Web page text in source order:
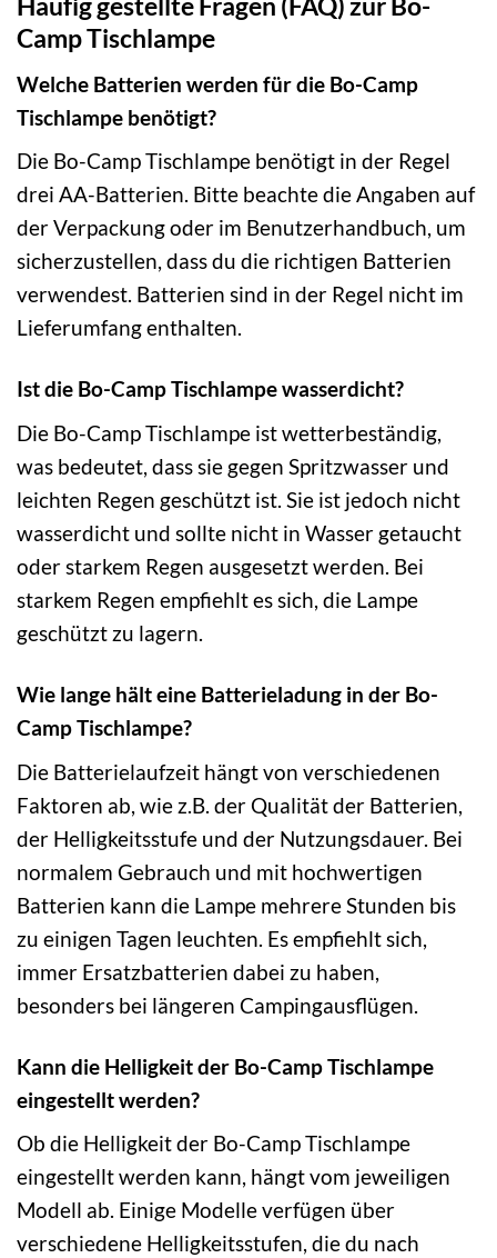
Camp Tischlampe
Welche Batterien werden für die Bo-Camp
Tischlampe benötigt?
Die Bo-Camp Tischlampe benötigt in der Regel
drei AA-Batterien. Bitte beachte die Angaben auf
der Verpackung oder im Benutzerhandbuch, um
sicherzustellen, dass du die richtigen Batterien
verwendest. Batterien sind in der Regel nicht im
Lieferumfang enthalten.
Ist die Bo-Camp Tischlampe wasserdicht?
Die Bo-Camp Tischlampe ist wetterbeständig,
was bedeutet, dass sie gegen Spritzwasser und
leichten Regen geschützt ist. Sie ist jedoch nicht
wasserdicht und sollte nicht in Wasser getaucht
oder starkem Regen ausgesetzt werden. Bei
starkem Regen empfiehlt es sich, die Lampe
geschützt zu lagern.
Wie lange hält eine Batterieladung in der Bo-
Camp Tischlampe?
Die Batterielaufzeit hängt von verschiedenen
Faktoren ab, wie z.B. der Qualität der Batterien,
der Helligkeitsstufe und der Nutzungsdauer. Bei
normalem Gebrauch und mit hochwertigen
Batterien kann die Lampe mehrere Stunden bis
zu einigen Tagen leuchten. Es empfiehlt sich,
immer Ersatzbatterien dabei zu haben,
besonders bei längeren Campingausflügen.
Kann die Helligkeit der Bo-Camp Tischlampe
eingestellt werden?
Ob die Helligkeit der Bo-Camp Tischlampe
eingestellt werden kann, hängt vom jeweiligen
Modell ab. Einige Modelle verfügen über
verschiedene Helligkeitsstufen, die du nach